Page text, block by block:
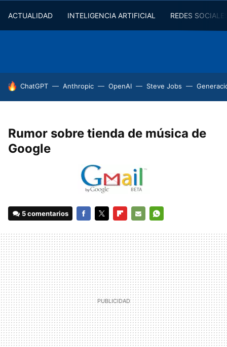
ACTUALIDAD INTELIGENCIA ARTIFICIAL REDES
HOY SE HABLA DE
ChatGPT Anthropic OpenAI Steve Jobs
Rumor sobre tienda de música de
Google
5 comentarios
MAIL